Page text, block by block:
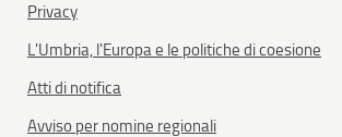
Privacy
L'Umbria, l'Europa e le politiche di coesione
Atti di notifica
Avviso per nomine regionali